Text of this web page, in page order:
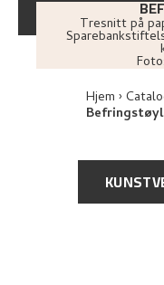
Tresnitt på
Foto:
Hjem